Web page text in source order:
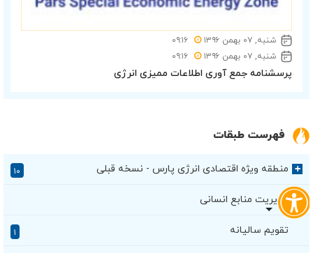
شنبه, ۰۷ بهمن ۱۳۹۶
۰۹:۱۶
شنبه, ۰۷ بهمن ۱۳۹۶
۰۹:۱۶
پرسشنامه جمع آوری اطلاعات ممیزی انرژی
فهرست طبقات
+ منطقه ویژه اقتصادی انرژی پارس - نسخه قبلی ۱۰
+ مدیریت منابع انسانی
تقویم سالیانه